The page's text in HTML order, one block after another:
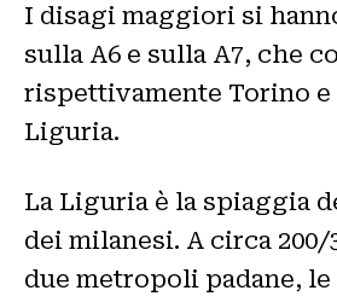
I disagi maggiori si
sulla A6 e sulla A7, che
rispettivamente Torino e
Liguria.
La Liguria è la spiaggia
dei milanesi. A circa 200/
due metropoli padane,